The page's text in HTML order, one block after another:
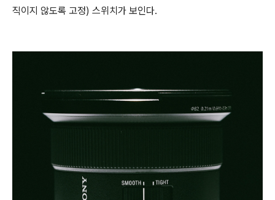
직이지 않도록 고정) 스위치가 보인다.